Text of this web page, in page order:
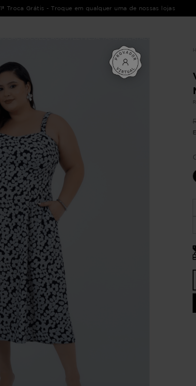
1ª Troca Grátis - Troque em qualquer uma de nossas lojas